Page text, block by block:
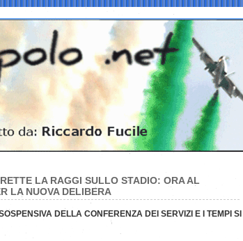
LA RAGGI SULLO STADIO: ORA AL
LA NUOVA DELIBERA
DELLA CONFERENZA DEI SERVIZI E I TEMPI SI